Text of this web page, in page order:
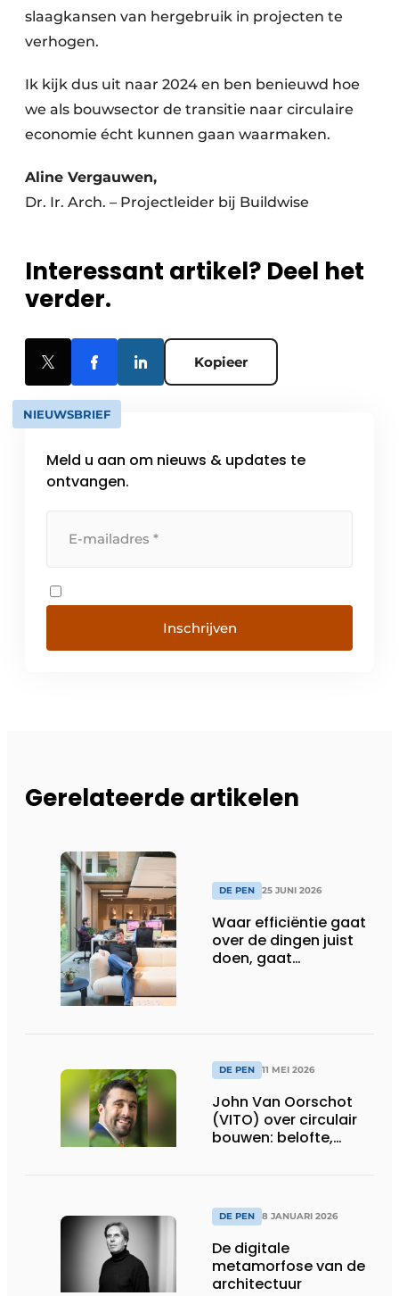
slaagkansen van hergebruik in projecten te
verhogen.
Ik kijk dus uit naar 2024 en ben benieuwd hoe
we als bouwsector de transitie naar circulaire
economie écht kunnen gaan waarmaken.
Aline Vergauwen,
Dr. Ir. Arch. – Projectleider bij Buildwise
Interessant artikel? Deel het
verder.
Kopieer
NIEUWSBRIEF
Meld u aan om nieuws & updates te
ontvangen.
Inschrijven
Gerelateerde artikelen
DE PEN 25 JUNI 2026
Waar efficiëntie gaat
over de dingen juist
doen, gaat
DE PEN 11 MEI 2026
John Van Oorschot
(VITO) over circulair
bouwen: belofte,
DE PEN 8 JANUARI 2026
De digitale
metamorfose van de
architectuur